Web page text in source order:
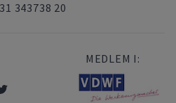
343738 20
MEDLEM I: